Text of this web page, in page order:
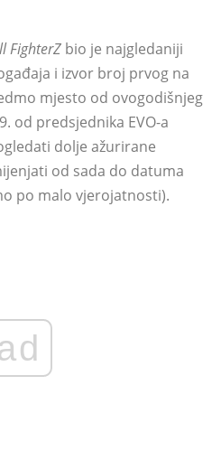
FighterZ bio je najgledaniji
i izvor broj prvog na
mjesto od ovogodišnjeg
od predsjednika EVO-a
dolje ažurirane
od sada do datuma
po malo vjerojatnosti).